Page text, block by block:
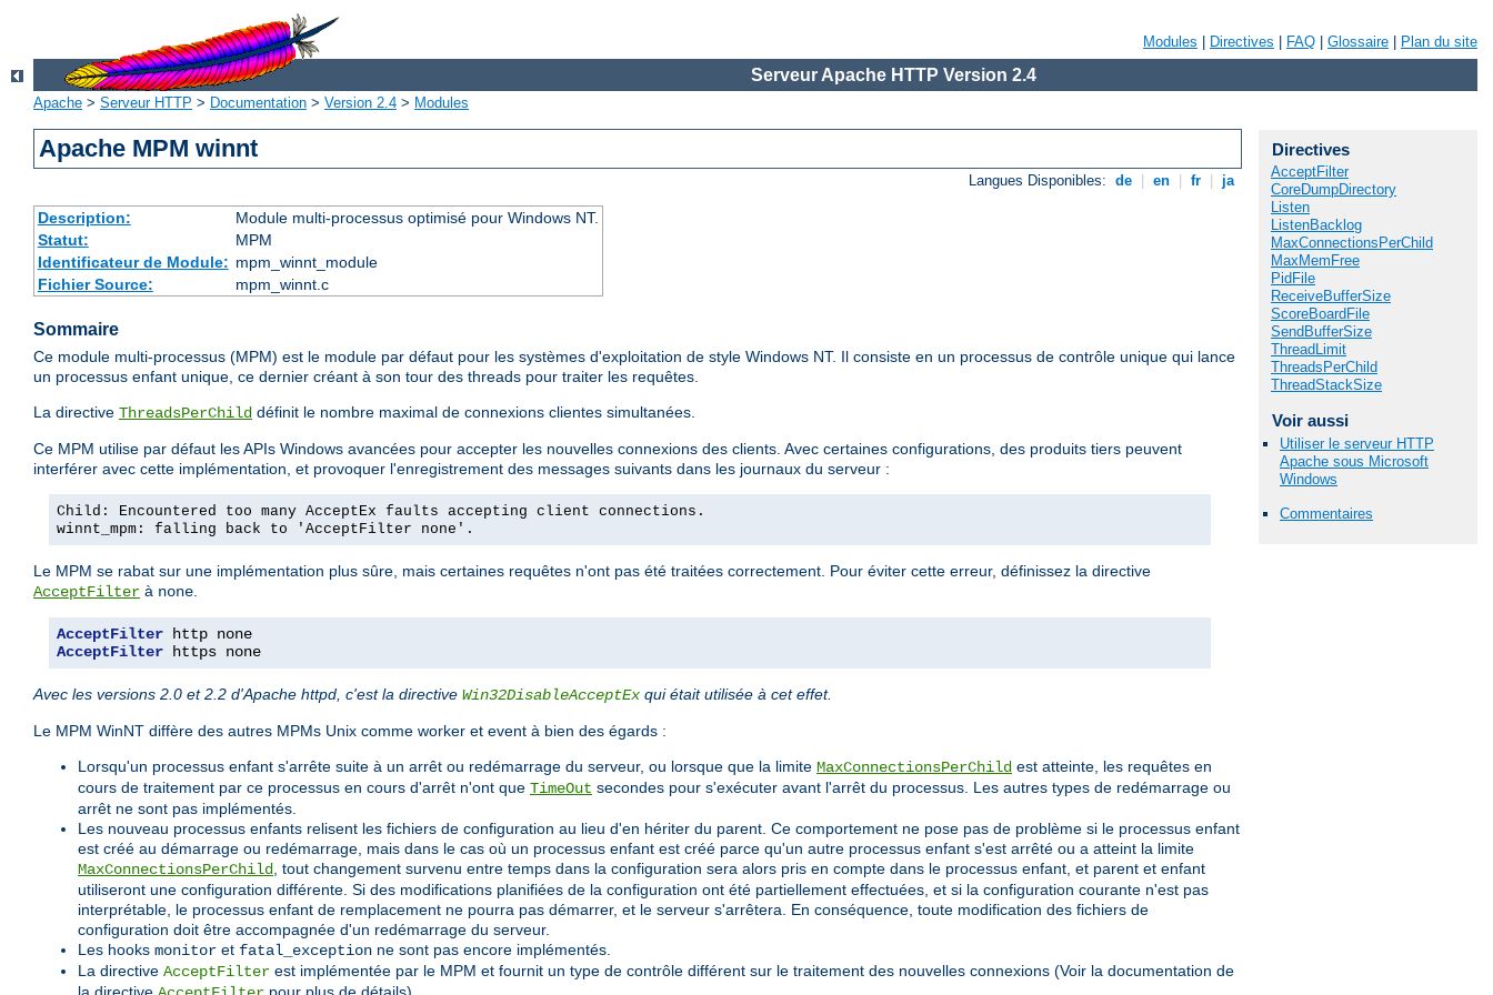
Modules Directives FAQ Glossaire Plan du site
Serveur Apache HTTP Version 2.4
Apache > Serveur HTTP > Documentation > Version 2.4 > Modules
Apache MPM winnt
Langues Disponibles: de en fr ja
Description:
Module multi-processus optimisé pour Windows NT.
Statut:
MPM
Identificateur de Module: mpm_winnt_module
Fichier Source:
mpm_winnt.c
Sommaire
Ce module multi-processus (MPM) est le module par défaut pour les systèmes d'exploitation de style Windows NT. Il consiste en un processus de contrôle unique qui lance
un processus enfant unique, ce dernier créant à son tour des threads pour traiter les requêtes.
La directive ThreadsPerChild définit le nombre maximal de connexions clientes simultanées.
Ce MPM utilise par défaut les APIs Windows avancées pour accepter les nouvelles connexions des clients. Avec certaines configurations, des produits tiers peuvent
interférer avec cette implémentation, et provoquer l'enregistrement des messages suivants dans les journaux du serveur :
Child: Encountered too many AcceptEx faults accepting client connections.
winnt_mpm: falling back to 'AcceptFilter none'.
Le MPM se rabat sur une implémentation plus sûre, mais certaines requêtes n'ont pas été traitées correctement. Pour éviter cette erreur, définissez la directive
AcceptFilter à none.
AcceptFilter
AcceptFilter https none
Avec les versions 2.0 et 2.2 d'Apache httpd, c'est la directive Win32DisableAcceptEx qui était utilisée à cet effet.
Le MPM WinNT diffère des autres MPMs Unix comme worker et event à bien des égards :
Lorsqu'un processus enfant s'arrête suite à un arrêt ou redémarrage du serveur, ou lorsque que la limite MaxConnectionsPerChild est atteinte, les requêtes en
cours de traitement par ce processus en cours d'arrêt n'ont que TimeOut secondes pour s'exécuter avant l'arrêt du processus. Les autres types de redémarrage ou
arrêt ne sont pas implémentés.
Les nouveau processus enfants relisent les fichiers de configuration au lieu d'en hériter du parent. Ce comportement ne pose pas de problème si le processus enfant
est créé au démarrage ou redémarrage, mais dans le cas où un processus enfant est créé parce qu'un autre processus enfant s'est arrêté ou a atteint la limite
MaxConnectionsPerChild, tout changement survenu entre temps dans la configuration sera alors pris en compte dans le processus enfant, et parent et enfant
utiliseront une configuration différente. Si des modifications planifiées de la configuration ont été partiellement effectuées, et si la configuration courante n'est pas
interprétable, le processus enfant de remplacement ne pourra pas démarrer, et le serveur s'arrêtera. En conséquence, toute modification des fichiers de
configuration doit être accompagnée d'un redémarrage du serveur.
Les hooks monitor et fatal_exception ne sont pas encore implémentés.
La directive AcceptFilter est implémentée par le MPM et fournit un type de contrôle différent sur le traitement des nouvelles connexions (Voir la documentation de
Directives
AcceptFilter
CoreDumpDirectory
Listen
ListenBacklog
MaxConnectionsPerChild
MaxMemFree
PidFile
ReceiveBufferSize
ScoreBoardFile
SendBufferSize
ThreadLimit
ThreadsPerChild
ThreadStackSize
Voir aussi
Utiliser le serveur HTTP
Apache sous Microsoft
Windows
Commentaires